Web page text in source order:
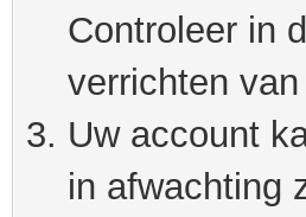
Controleer in
verrichten
Uw account
in afwachting